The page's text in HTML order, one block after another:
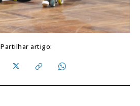
Partilhar artigo: